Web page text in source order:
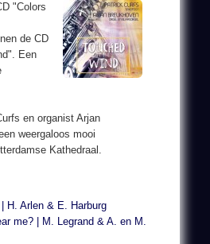
"Colors
de CD
Een
en organist Arjan
weergaloos mooi
Kathedraal.
H. Arlen & E. Harburg
me? | M. Legrand & A. en M.